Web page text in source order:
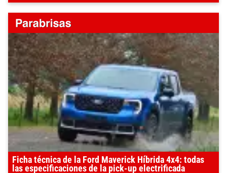
Ficha técnica de la Ford Maverick Híbrida 4x4: todas
las especificaciones de la pick-up electrificada